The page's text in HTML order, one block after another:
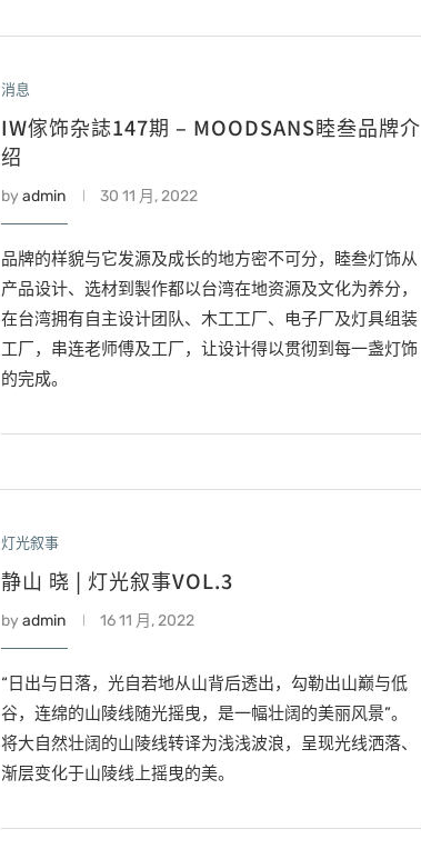
消息
IW傢饰杂誌147期 – MOODSANS睦叁品牌介
绍
by admin 30 11 月, 2022
品牌的样貌与它发源及成长的地方密不可分，睦叁灯饰从
产品设计、选材到製作都以台湾在地资源及文化为养分，
在台湾拥有自主设计团队、木工工厂、电子厂及灯具组装
工厂，串连老师傅及工厂，让设计得以贯彻到每一盏灯饰
的完成。
灯光叙事
静山 晓 | 灯光叙事VOL.3
by admin 16 11 月, 2022
“日出与日落，光自若地从山背后透出，勾勒出山巅与低
谷，连绵的山陵线随光摇曳，是一幅壮阔的美丽风景”。
将大自然壮阔的山陵线转译为浅浅波浪，呈现光线洒落、
渐层变化于山陵线上摇曳的美。